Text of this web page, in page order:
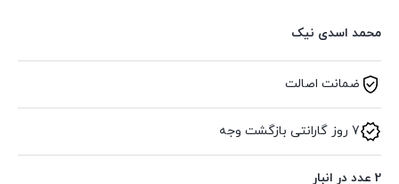
محمد اسدی نیک
ضمانت اصالت
7 روز گارانتی بازگشت وجه
2 عدد در انبار